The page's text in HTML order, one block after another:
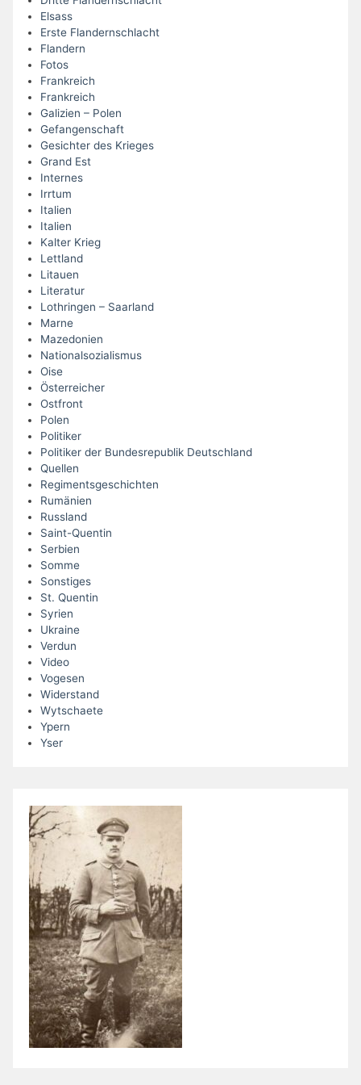
Elsass
Erste Flandernschlacht
Flandern
Fotos
Frankreich
Frankreich
Galizien – Polen
Gefangenschaft
Gesichter des Krieges
Grand Est
Internes
Irrtum
Italien
Italien
Kalter Krieg
Lettland
Litauen
Literatur
Lothringen – Saarland
Marne
Mazedonien
Nationalsozialismus
Oise
Österreicher
Ostfront
Polen
Politiker
Politiker der Bundesrepublik Deutschland
Quellen
Regimentsgeschichten
Rumänien
Russland
Saint-Quentin
Serbien
Somme
Sonstiges
St. Quentin
Syrien
Ukraine
Verdun
Video
Vogesen
Widerstand
Wytschaete
Ypern
Yser